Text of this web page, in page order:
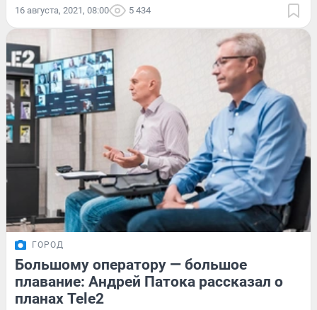
16 августа, 2021, 08:00 5 434
ГОРОД
Большому оператору — большое
плавание: Андрей Патока рассказал о
планах Tele2